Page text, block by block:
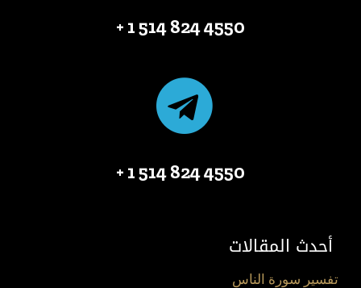
4550 824 514 1 +
4550 824 514 1 +
أحدث المقالات
تفسير سورة الناس